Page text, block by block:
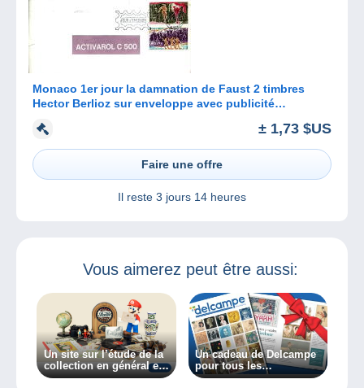
Monaco 1er jour la damnation de Faust 2 timbres
Hector Berlioz sur enveloppe avec publicité
± 1,73 $US
Faire une offre
Il reste 3 jours 14 heures
Vous aimerez peut être aussi:
Un site sur l’étude de la
collection en général et
des collectionneurs en
Un cadeau de Delcampe
pour tous les
collectionneurs !